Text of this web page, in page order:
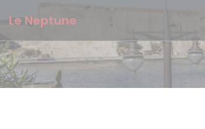
Le Neptune